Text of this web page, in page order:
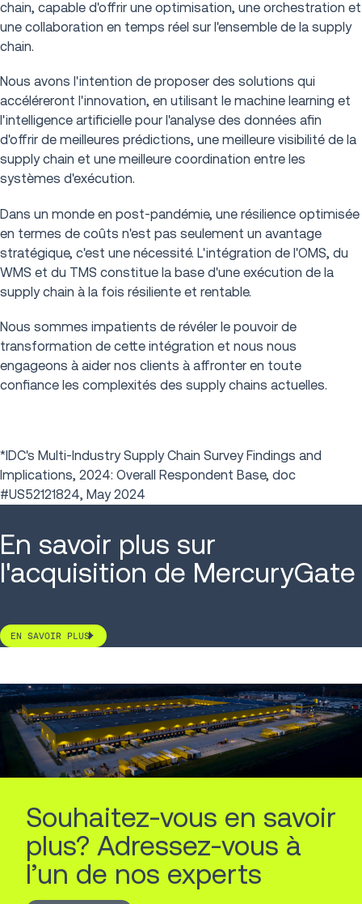
chain, capable d'offrir une optimisation, une orchestration et
une collaboration en temps réel sur l'ensemble de la supply
chain.
Nous avons l'intention de proposer des solutions qui
accéléreront l'innovation, en utilisant le machine learning et
l'intelligence artificielle pour l'analyse des données afin
d'offrir de meilleures prédictions, une meilleure visibilité de la
supply chain et une meilleure coordination entre les
systèmes d'exécution.
Dans un monde en post-pandémie, une résilience optimisée
en termes de coûts n'est pas seulement un avantage
stratégique, c'est une nécessité. L'intégration de l'OMS, du
WMS et du TMS constitue la base d'une exécution de la
supply chain à la fois résiliente et rentable.
Nous sommes impatients de révéler le pouvoir de
transformation de cette intégration et nous nous
engageons à aider nos clients à affronter en toute
confiance les complexités des supply chains actuelles.
*IDC's Multi-Industry Supply Chain Survey Findings and
Implications, 2024: Overall Respondent Base, doc
#US52121824, May 2024
En savoir plus sur
l'acquisition de MercuryGate
EN SAVOIR PLUS
Souhaitez-vous en savoir
plus? Adressez-vous à
l’un de nos experts